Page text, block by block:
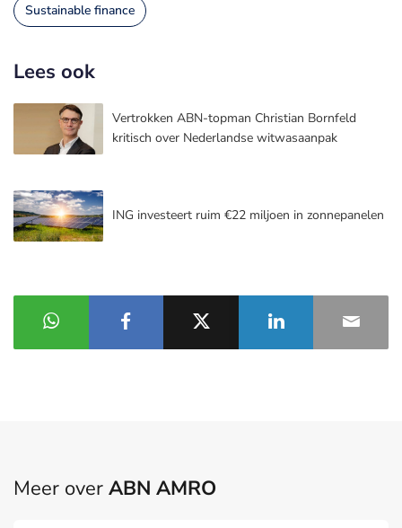
Sustainable finance
Lees ook
Vertrokken ABN-topman Christian Bornfeld
kritisch over Nederlandse witwasaanpak
ING investeert ruim €22 miljoen in zonnepanelen
Meer over ABN AMRO